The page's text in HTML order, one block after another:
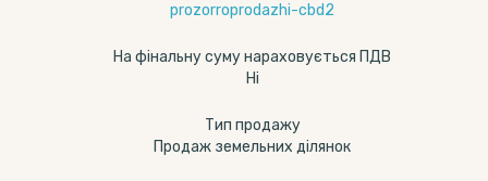
prozorroprodazhi-cbd2
На фінальну суму нараховується ПДВ
Ні
Тип продажу
Продаж земельних ділянок